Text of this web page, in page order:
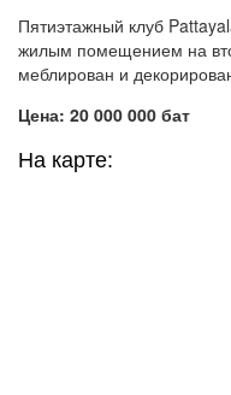
Пятиэтажный клуб
жилым помещением на
меблирован и
Цена: 20 000 000 бат
На карте: